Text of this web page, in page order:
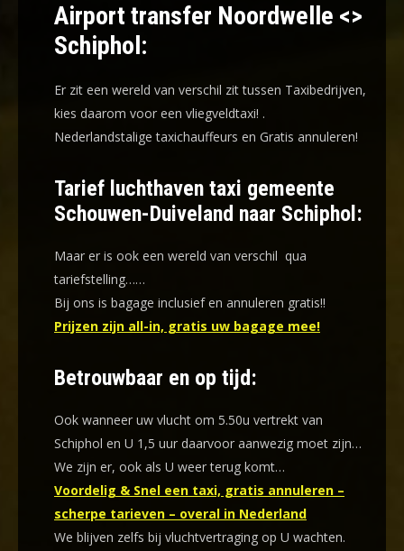
Airport transfer Noordwelle <>
Schiphol:
Er zit een wereld van verschil zit tussen Taxibedrijven,
kies daarom voor een vliegveldtaxi! .
Nederlandstalige taxichauffeurs en Gratis annuleren!
Tarief luchthaven taxi gemeente
Schouwen-Duiveland naar Schiphol:
Maar er is ook een wereld van verschil qua
tariefstelling……
Bij ons is bagage inclusief en annuleren gratis!!
Prijzen zijn all-in, gratis uw bagage mee!
Betrouwbaar en op tijd:
Ook wanneer uw vlucht om 5.50u vertrekt van
Schiphol en U 1,5 uur daarvoor aanwezig moet zijn…
We zijn er, ook als U weer terug komt…
Voordelig & Snel een taxi, gratis annuleren –
scherpe tarieven – overal in Nederland
We blijven zelfs bij vluchtvertraging op U wachten.